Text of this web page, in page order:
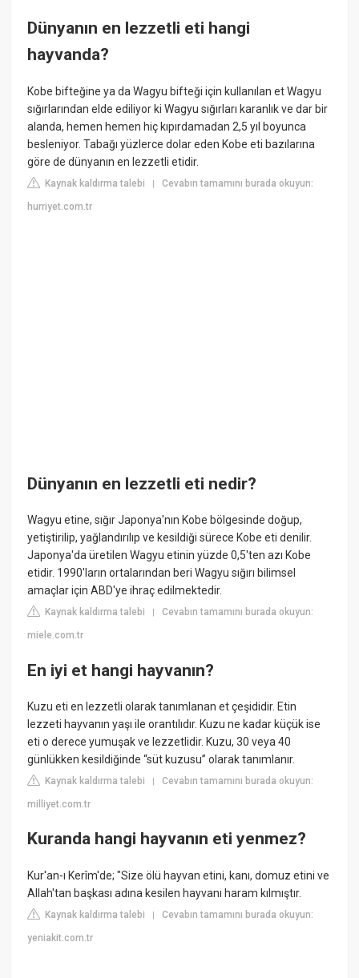
Dünyanın en lezzetli eti hangi
hayvanda?
Kobe bifteğine ya da Wagyu bifteği için kullanılan et Wagyu
sığırlarından elde ediliyor ki Wagyu sığırları karanlık ve dar bir
alanda, hemen hemen hiç kıpırdamadan 2,5 yıl boyunca
besleniyor. Tabağı yüzlerce dolar eden Kobe eti bazılarına
göre de dünyanın en lezzetli etidir.
Kaynak kaldırma talebi |Cevabın tamamını burada okuyun:
hurriyet.com.tr
Dünyanın en lezzetli eti nedir?
Wagyu etine, sığır Japonya'nın Kobe bölgesinde doğup,
yetiştirilip, yağlandırılıp ve kesildiği sürece Kobe eti denilir.
Japonya'da üretilen Wagyu etinin yüzde 0,5'ten azı Kobe
etidir. 1990'ların ortalarından beri Wagyu sığırı bilimsel
amaçlar için ABD'ye ihraç edilmektedir.
Kaynak kaldırma talebi |Cevabın tamamını burada okuyun:
miele.com.tr
En iyi et hangi hayvanın?
Kuzu eti en lezzetli olarak tanımlanan et çeşididir. Etin
lezzeti hayvanın yaşı ile orantılıdır. Kuzu ne kadar küçük ise
eti o derece yumuşak ve lezzetlidir. Kuzu, 30 veya 40
günlükken kesildiğinde “süt kuzusu” olarak tanımlanır.
Kaynak kaldırma talebi |Cevabın tamamını burada okuyun:
milliyet.com.tr
Kuranda hangi hayvanın eti yenmez?
Kur'an-ı Kerîm'de; "Size ölü hayvan etini, kanı, domuz etini ve
Allah'tan başkası adına kesilen hayvanı haram kılmıştır.
Kaynak kaldırma talebi |Cevabın tamamını burada okuyun:
yeniakit.com.tr